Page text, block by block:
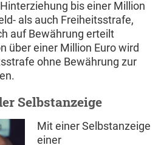
bis einer Million
als auch Freiheitsstrafe,
auf Bewährung erteilt
über einer Million Euro wird
ohne Bewährung zur
Selbstanzeige
Mit einer Selbstanzeige
einer